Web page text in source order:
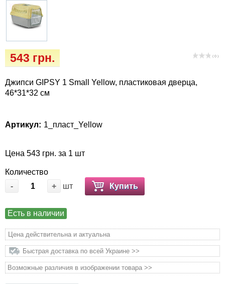
( 0 )
543 грн.
Джипси GIPSY 1 Small Yellow, пластиковая дверца,
46*31*32 см
Артикул: 1_пласт_Yellow
Цена 543 грн. за 1 шт
Количество
-
+ шт Купить
Есть в наличии
Цена действительна и актуальна
Быстрая доставка по всей Украине >>
Возможные различия в изображении товара >>
Ласощі та корма
Vet Diet Canine Wet – ветеринарные диеты
для собак
Лежаки, домики, охлаждая коврики
Миски, автокормушки, поилки
Переноски, сумки, клетки
Послеоперационные средства и
Подарочные сертификаты
Товары для голубей
Товары для грызунов
Товары для лошадей